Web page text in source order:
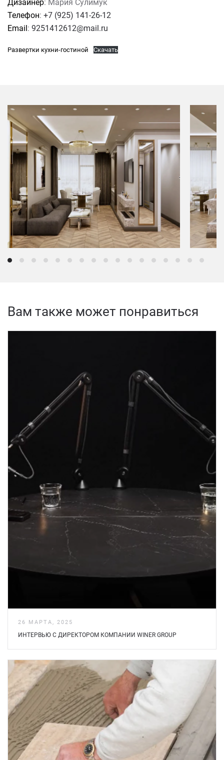
Дизайнер: Мария Сулимук
Телефон: +7 (925) 141-26-12
Email: 9251412612@mail.ru
Развертки кухни-гостиной Скачать
Вам также может понравиться
26 МАРТА, 2025
ИНТЕРВЬЮ С ДИРЕКТОРОМ КОМПАНИИ WINER GROUP